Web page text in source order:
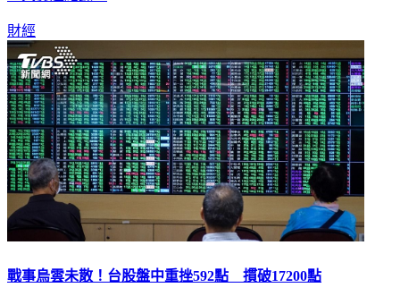
財經
戰事烏雲未散！台股盤中重挫592點 摜破17200點